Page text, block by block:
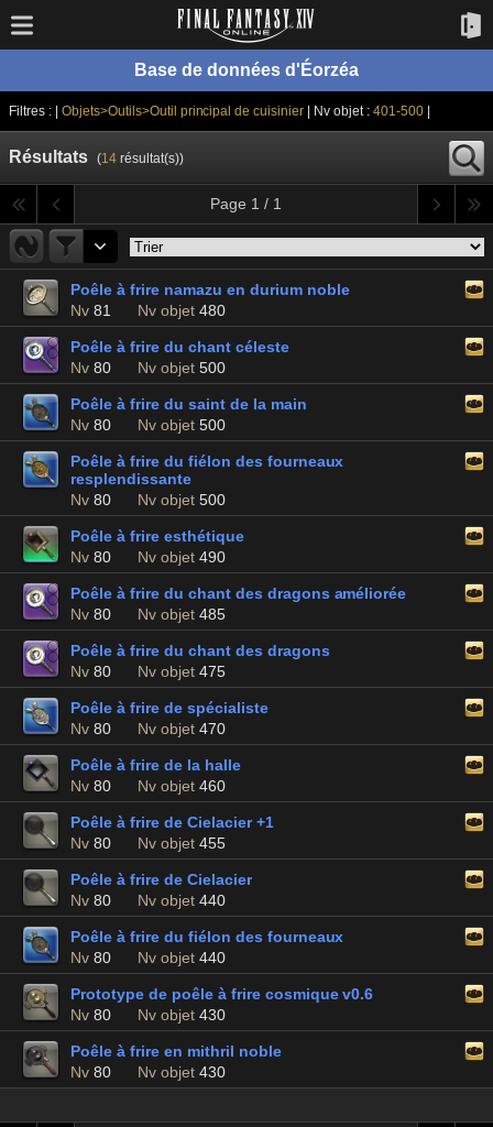
Base de données d'Éorzéa
Filtres : | Objets>Outils>Outil principal de cuisinier | Nv objet :401-500|
Résultats (14résultat(s))
Page 1 / 1
Poêle à frire namazu en durium noble
Nv 81 Nv objet 480
Poêle à frire du chant céleste
Nv 80 Nv objet 500
Poêle à frire du saint de la main
Nv 80 Nv objet 500
Poêle à frire du fiélon des fourneaux
resplendissante
Nv 80 Nv objet 500
Poêle à frire esthétique
Nv 80 Nv objet 490
Poêle à frire du chant des dragons améliorée
Nv 80 Nv objet 485
Poêle à frire du chant des dragons
Nv 80 Nv objet 475
Poêle à frire de spécialiste
Nv 80 Nv objet 470
Poêle à frire de la halle
Nv 80 Nv objet 460
Poêle à frire de Cielacier +1
Nv 80 Nv objet 455
Poêle à frire de Cielacier
Nv 80 Nv objet 440
Poêle à frire du fiélon des fourneaux
Nv 80 Nv objet 440
Prototype de poêle à frire cosmique v0.6
Nv 80 Nv objet 430
Poêle à frire en mithril noble
Nv 80 Nv objet 430